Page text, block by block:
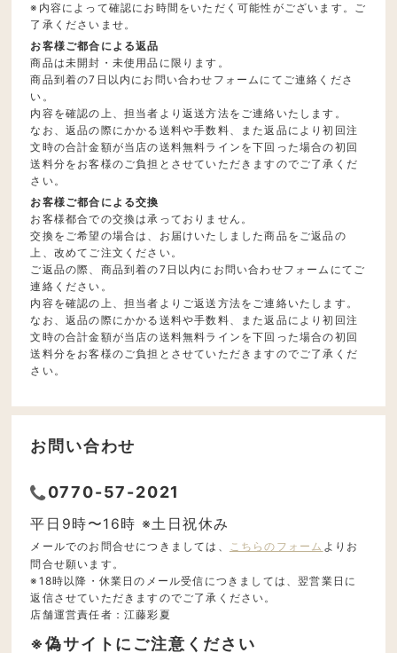
※内容によって確認にお時間をいただく可能性がございます。ご
了承くださいませ。
お客様ご都合による返品
商品は未開封・未使用品に限ります。
商品到着の7日以内にお問い合わせフォームにてご連絡くださ
い。
内容を確認の上、担当者より返送方法をご連絡いたします。
なお、返品の際にかかる送料や手数料、また返品により初回注
文時の合計金額が当店の送料無料ラインを下回った場合の初回
送料分をお客様のご負担とさせていただきますのでご了承くだ
さい。
お客様ご都合による交換
お客様都合での交換は承っておりません。
交換をご希望の場合は、お届けいたしました商品をご返品の
上、改めてご注文ください。
ご返品の際、商品到着の7日以内にお問い合わせフォームにてご
連絡ください。
内容を確認の上、担当者よりご返送方法をご連絡いたします。
なお、返品の際にかかる送料や手数料、また返品により初回注
文時の合計金額が当店の送料無料ラインを下回った場合の初回
送料分をお客様のご負担とさせていただきますのでご了承くだ
さい。
お問い合わせ
0770-57-2021
平日9時〜16時 ※土日祝休み
メールでのお問合せにつきましては、 こちらのフォーム よりお
問合せ願います。
※18時以降・休業日のメール受信につきましては、翌営業日に
返信させていただきますのでご了承ください。
店舗運営責任者：江藤彩夏
※偽サイトにご注意ください